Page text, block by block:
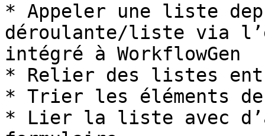
* Appeler une liste
déroulante/liste via
intégré à WorkflowGen
* Relier des listes
* Trier les éléments
* Lier la liste avec